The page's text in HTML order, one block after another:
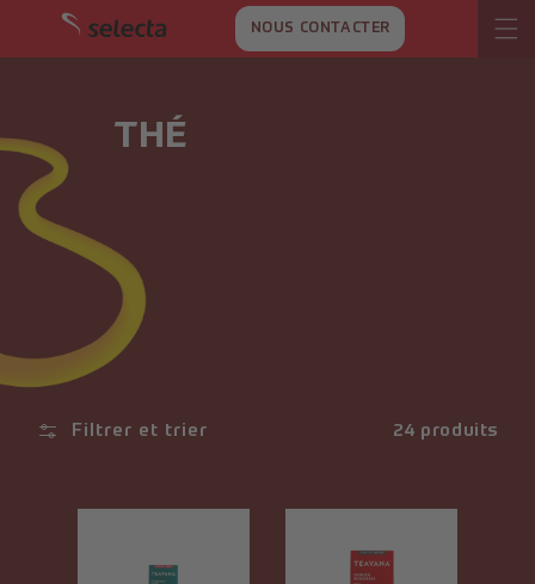
PASSER
NOUS CONTACTER
THÉ
Filtrer et trier 24 produits